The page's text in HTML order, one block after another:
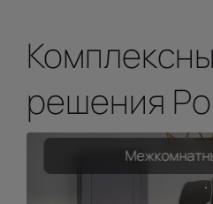
решения